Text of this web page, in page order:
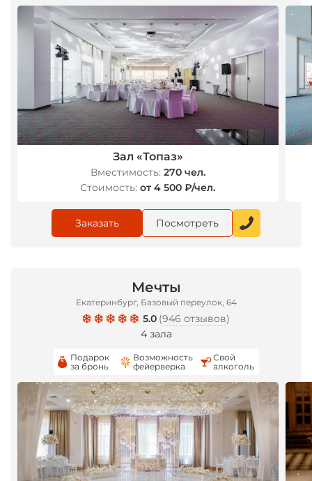
Зал «Топаз»
Вместимость: 270 чел.
Стоимость: от 4 500 ₽/чел.
Заказать Посмотреть
Мечты
Екатеринбург, Базовый переулок, 64
5.0 (946 отзывов)
4 зала
Подарок
за бронь
Возможность
фейерверка
Свой
алкоголь
*